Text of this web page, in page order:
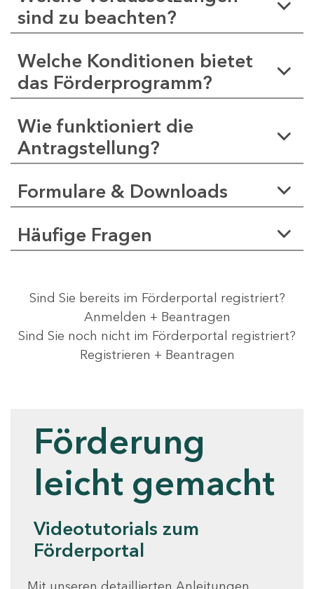
sind zu beachten?
Welche Konditionen bietet
das Förderprogramm?
Wie funktioniert die
Antragstellung?
Formulare & Downloads
Häufige Fragen
Sind Sie bereits im Förderportal registriert?
Anmelden + Beantragen
Sind Sie noch nicht im Förderportal registriert?
Registrieren + Beantragen
Förderung
leicht gemacht
Videotutorials zum
Förderportal